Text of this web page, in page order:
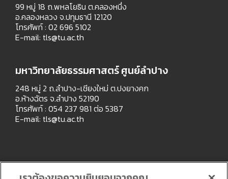
99 หมู่ 18 ถ.พหลโยธิน ต.คลองหนึ่ง
อ.คลองหลวง จ.ปทุมธานี 12120
โทรศัพท์ : 02 696 5102
E-mail: tls@tu.ac.th
มหาวิทยาลัยธรรมศาสตร์ ศูนย์ลำปาง
248 หมู่ 2 ถ.ลำปาง-เชียงใหม่ ต.ปงยางคก
อ.ห้างฉัตร จ.ลำปาง 52190
โทรศัพท์ : 054 237 981 ต่อ 5387
E-mail: tls@tu.ac.th